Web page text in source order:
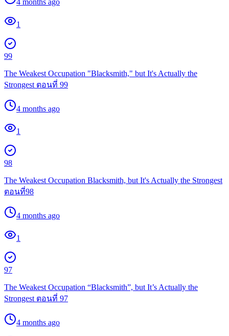
1
99
The Weakest Occupation "Blacksmith," but It's Actually the
Strongest ตอนที่ 99
4 months ago
1
98
The Weakest Occupation Blacksmith, but It's Actually the Strongest
ตอนที่98
4 months ago
1
97
The Weakest Occupation “Blacksmith”, but It’s Actually the
Strongest ตอนที่ 97
4 months ago